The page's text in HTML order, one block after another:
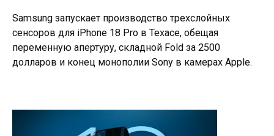
Samsung запускает производство трехслойных
сенсоров для iPhone 18 Pro в Техасе, обещая
переменную апертуру, складной Fold за 2500
долларов и конец монополии Sony в камерах Apple.​